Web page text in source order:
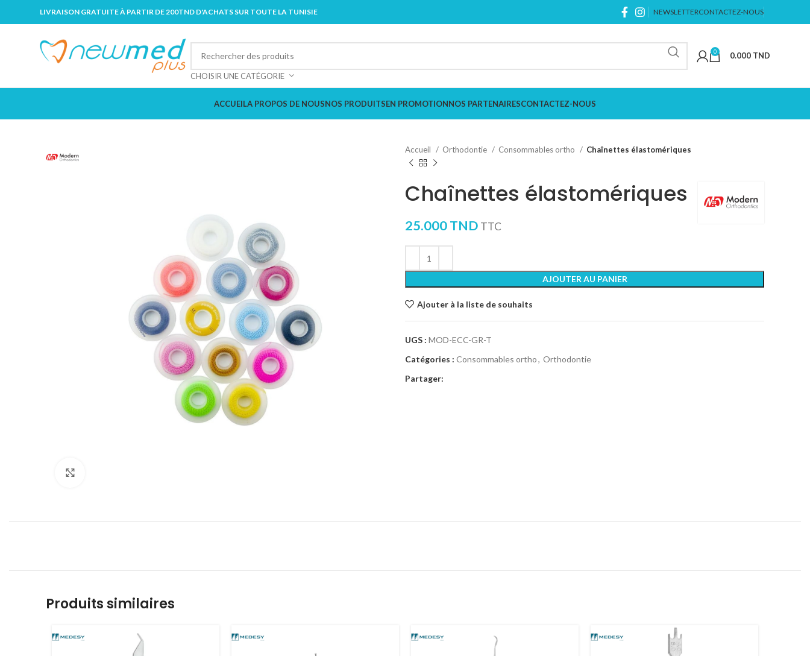
LIVRAISON GRATUITE À PARTIR DE 200TND D'ACHATS SUR TOUTE LA TUNISIE NEWSLETTERCONTACTEZ-NOUS
CHOISIR UNE CATÉGORIE
0 0.000 TND
ACCUEILA PROPOS DE NOUSNOS PRODUITSEN PROMOTIONNOS PARTENAIRESCONTACTEZ-NOUS
Accueil Orthodontie Consommables ortho Chaînettes élastomériques
Chaînettes élastomériques
25.000TND TTC
AJOUTER AU PANIER
Ajouter à la liste de souhaits
UGS : MOD-ECC-GR-T
Catégories : Consommables ortho, Orthodontie
Partager:
Produits similaires